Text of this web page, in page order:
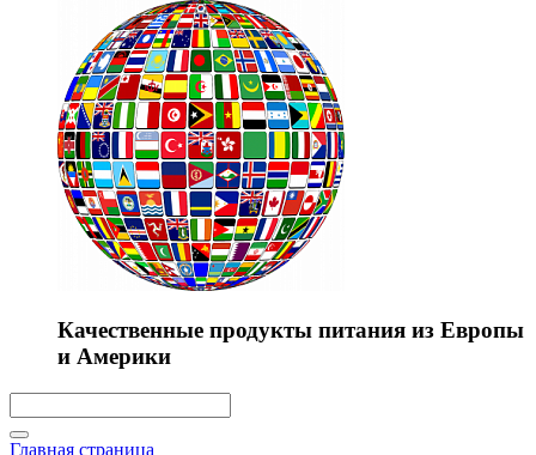
Качественные продукты питания из Европы
и Америки
Главная страница